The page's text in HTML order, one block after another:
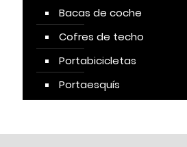
Bacas de coche
Cofres de techo
Portabicicletas
Portaesquís